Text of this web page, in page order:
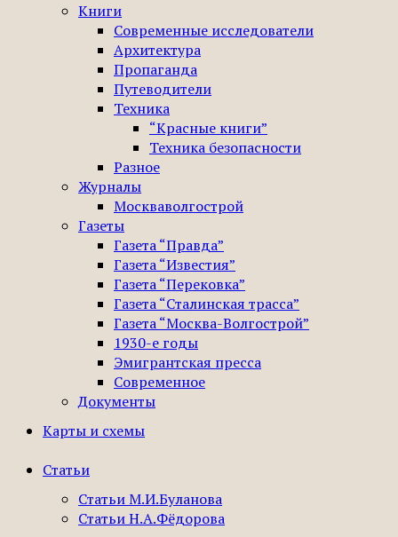
Книги
Современные исследователи
Архитектура
Пропаганда
Путеводители
Техника
“Красные книги”
Техника безопасности
Разное
Журналы
Москваволгострой
Газеты
Газета “Правда”
Газета “Известия”
Газета “Перековка”
Газета “Сталинская трасса”
Газета “Москва-Волгострой”
1930-е годы
Эмигрантская пресса
Современное
Документы
Карты и схемы
Статьи
Статьи М.И.Буланова
Статьи Н.А.Фёдорова